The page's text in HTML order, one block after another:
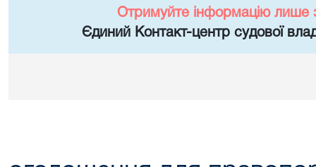
Отримуйте інформацію лише
Єдиний Контакт-центр судової